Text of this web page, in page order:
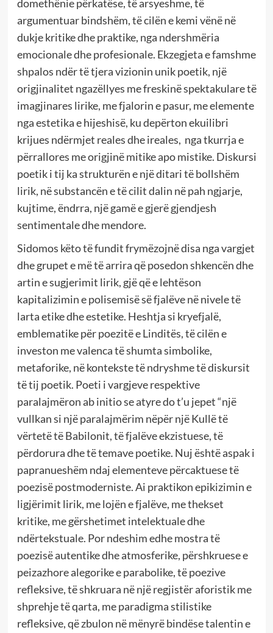
domethënie përkatëse, të arsyeshme, të
argumentuar bindshëm, të cilën e kemi vënë në
dukje kritike dhe praktike, nga ndershmëria
emocionale dhe profesionale. Ekzegjeta e famshme
shpalos ndër të tjera vizionin unik poetik, një
origjinalitet ngazëllyes me freskinë spektakulare të
imagjinares lirike, me fjalorin e pasur, me elemente
nga estetika e hijeshisë, ku depërton ekuilibri
krijues ndërmjet reales dhe ireales, nga tkurrja e
përrallores me origjinë mitike apo mistike. Diskursi
poetik i tij ka strukturën e një ditari të bollshëm
lirik, në substancën e të cilit dalin në pah ngjarje,
kujtime, ëndrra, një gamë e gjerë gjendjesh
sentimentale dhe mendore.
Sidomos këto të fundit frymëzojnë disa nga vargjet
dhe grupet e më të arrira që posedon shkencën dhe
artin e sugjerimit lirik, gjë që e lehtëson
kapitalizimin e polisemisë së fjalëve në nivele të
larta etike dhe estetike. Heshtja si kryefjalë,
emblematike për poezitë e Linditës, të cilën e
investon me valenca të shumta simbolike,
metaforike, në kontekste të ndryshme të diskursit
të tij poetik. Poeti i vargjeve respektive
paralajmëron ab initio se atyre do t’u jepet “një
vullkan si një paralajmërim nëpër një Kullë të
vërtetë të Babilonit, të fjalëve ekzistuese, të
përdorura dhe të temave poetike. Nuj është aspak i
papranueshëm ndaj elementeve përcaktuese të
poezisë postmoderniste. Ai praktikon epikizimin e
ligjërimit lirik, me lojën e fjalëve, me thekset
kritike, me gërshetimet intelektuale dhe
ndërtekstuale. Por ndeshim edhe mostra të
poezisë autentike dhe atmosferike, përshkruese e
peizazhore alegorike e parabolike, të poezive
refleksive, të shkruara në një regjistër aforistik me
shprehje të qarta, me paradigma stilistike
refleksive, që zbulon në mënyrë bindëse talentin e